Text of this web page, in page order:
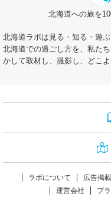
北海道への旅を
北海道ラボは見る・知る・遊
北海道での過ごし方を、私た
かして取材し、撮影し、どこ
ラボについて 広告掲
運営会社
プ